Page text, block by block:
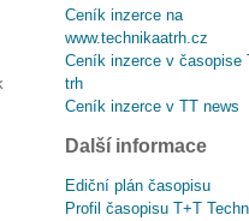
Ceník inzerce na
www.technikaatrh.cz
Ceník inzerce v časopise
trh
Ceník inzerce v TT news
Další informace
Ediční plán časopisu
Profil časopisu T+T